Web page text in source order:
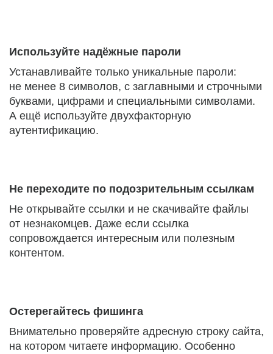
Используйте надёжные пароли
Устанавливайте только уникальные пароли:
не менее 8 символов, с заглавными и строчными
буквами, цифрами и специальными символами.
А ещё используйте двухфакторную
аутентификацию.
Не переходите по подозрительным ссылкам
Не открывайте ссылки и не скачивайте файлы
от незнакомцев. Даже если ссылка
сопровождается интересным или полезным
контентом.
Остерегайтесь фишинга
Внимательно проверяйте адресную строку сайта,
на котором читаете информацию. Особенно